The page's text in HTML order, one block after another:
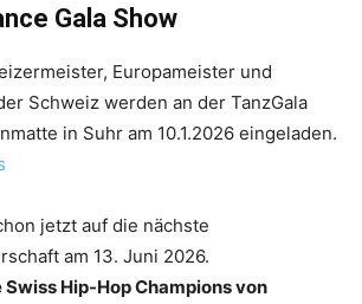
Gala Show
Europameister und
Schweiz werden an der TanzGala
in Suhr am 10.1.2026 eingeladen.
jetzt auf die nächste
am 13. Juni 2026.
Hip-Hop Champions von